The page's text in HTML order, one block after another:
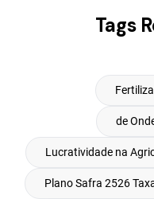
Tags
de
Lucratividade na
Plano Safra 2526